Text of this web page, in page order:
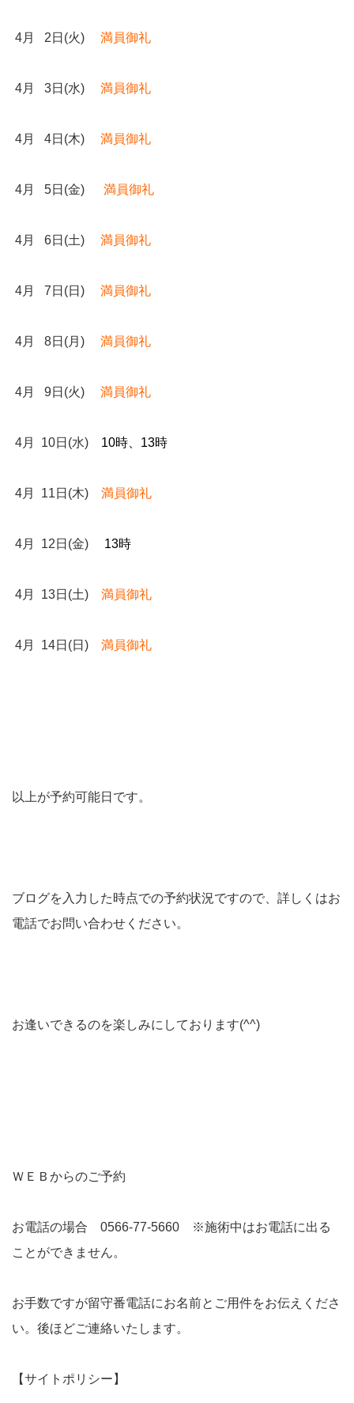
4月 2日(火) 満員御礼
4月 3日(水) 満員御礼
4月 4日(木) 満員御礼
4月 5日(金) 満員御礼
4月 6日(土) 満員御礼
4月 7日(日) 満員御礼
4月 8日(月) 満員御礼
4月 9日(火) 満員御礼
4月 10日(水) 10時、13時
4月 11日(木) 満員御礼
4月 12日(金) 13時
4月 13日(土) 満員御礼
4月 14日(日) 満員御礼
以上が予約可能日です。
ブログを入力した時点での予約状況ですので、詳しくはお
電話でお問い合わせください。
お逢いできるのを楽しみにしております(^^)
ＷＥＢからのご予約
お電話の場合 0566-77-5660 ※施術中はお電話に出る
ことができません。
お手数ですが留守番電話にお名前とご用件をお伝えくださ
い。後ほどご連絡いたします。
【サイトポリシー】